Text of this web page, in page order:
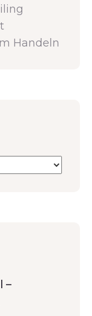
Handeln
–